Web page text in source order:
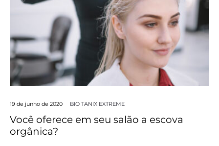
19 de junho de 2020 BIO TANIX EXTREME
Você oferece em seu salão a escova
orgânica?